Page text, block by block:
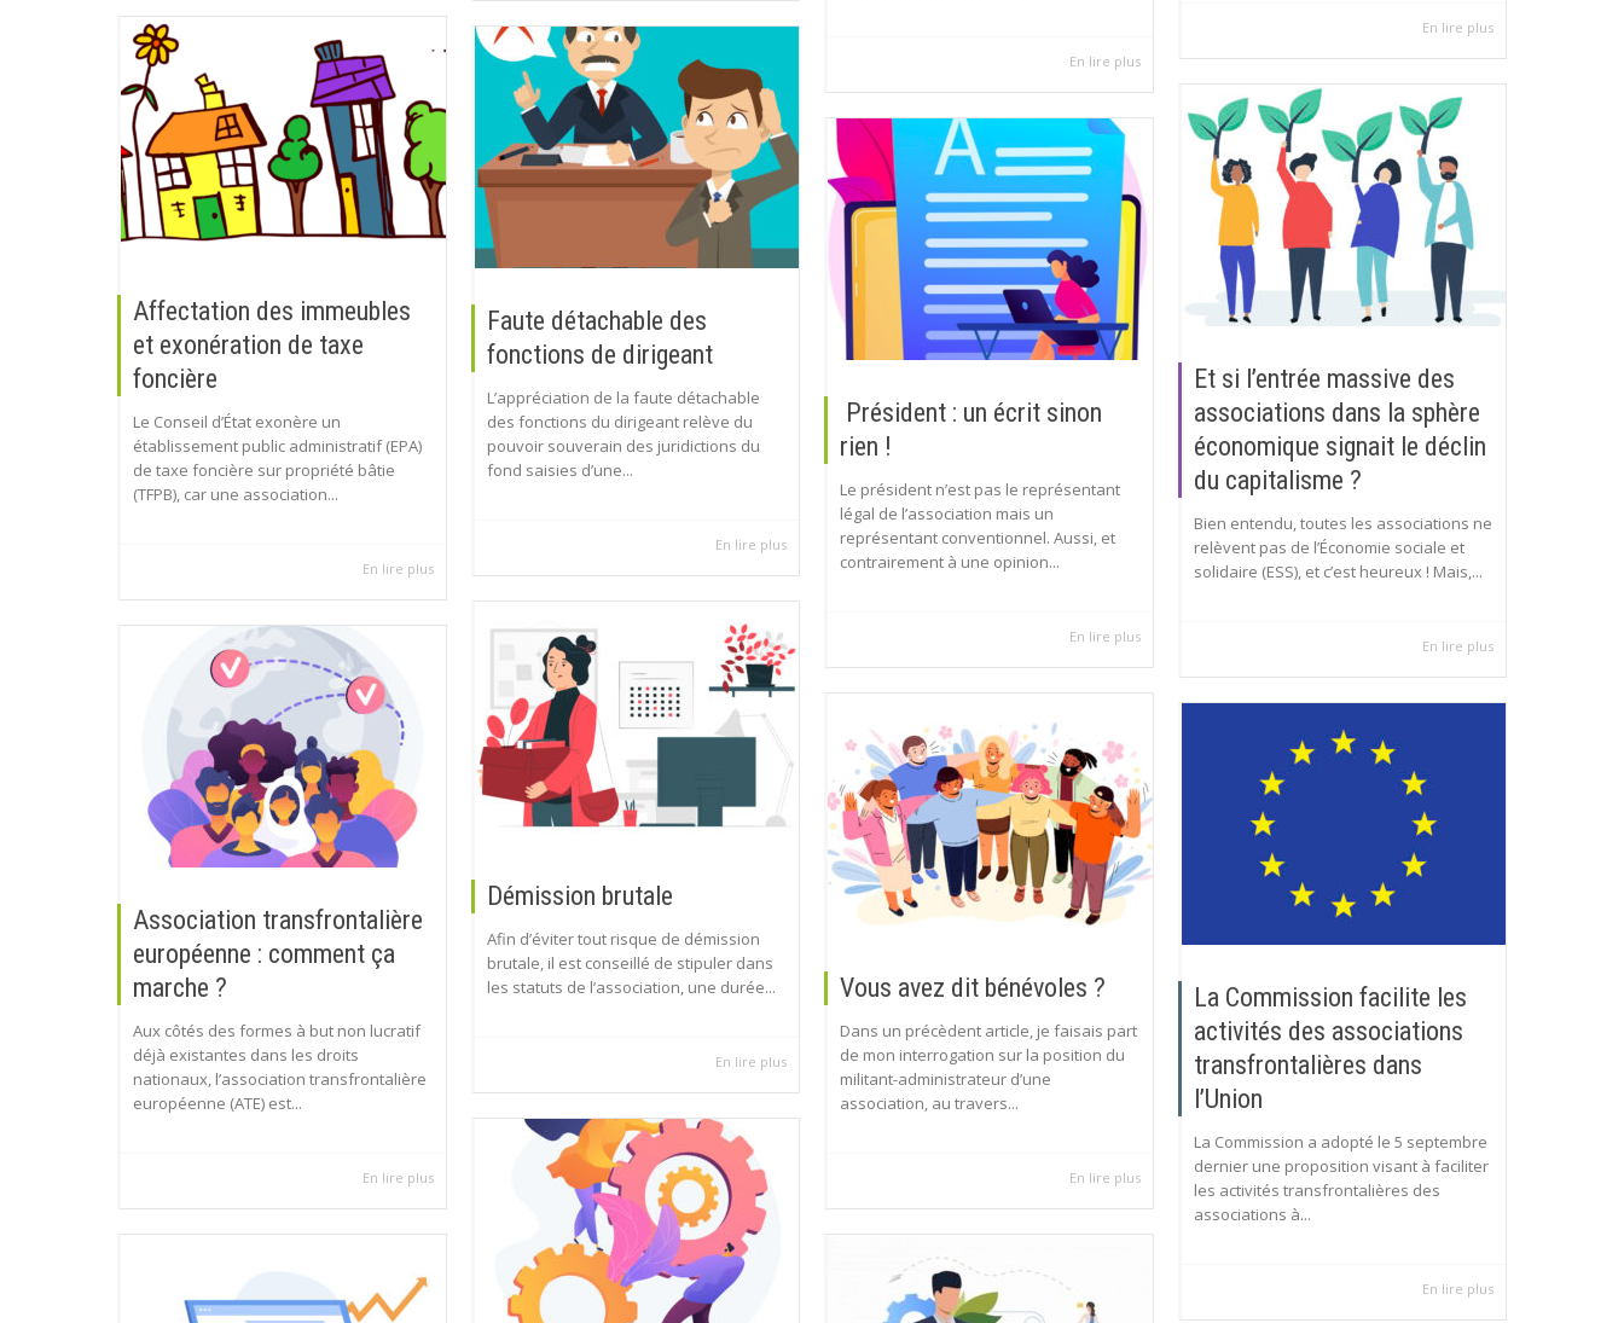
En lire plus
En lire plus
Affectation des immeubles
et exonération de taxe
foncière
Le Conseil d’État exonère un
établissement public administratif (EPA)
de taxe foncière sur propriété bâtie
(TFPB), car une association...
En lire plus
Faute détachable des
fonctions de dirigeant
L’appréciation de la faute détachable
des fonctions du dirigeant relève du
pouvoir souverain des juridictions du
fond saisies d’une...
En lire plus
Et si l’entrée massive des
associations dans la sphère
économique signait le déclin
du capitalisme ?
Bien entendu, toutes les associations ne
relèvent pas de l’Économie sociale et
solidaire (ESS), et c’est heureux ! Mais,...
En lire plus
Président : un écrit sinon
rien !
Le président n’est pas le représentant
légal de l’association mais un
représentant conventionnel. Aussi, et
contrairement à une opinion...
En lire plus
Démission brutale
Afin d’éviter tout risque de démission
brutale, il est conseillé de stipuler dans
les statuts de l’association, une durée...
En lire plus
Association transfrontalière
européenne : comment ça
marche ?
Aux côtés des formes à but non lucratif
déjà existantes dans les droits
nationaux, l’association transfrontalière
européenne (ATE) est...
En lire plus
Vous avez dit bénévoles ?
Dans un précèdent article, je faisais part
de mon interrogation sur la position du
militant-administrateur d’une
association, au travers...
En lire plus
La Commission facilite les
activités des associations
transfrontalières dans
l’Union
La Commission a adopté le 5 septembre
dernier une proposition visant à faciliter
les activités transfrontalières des
associations à...
En lire plus